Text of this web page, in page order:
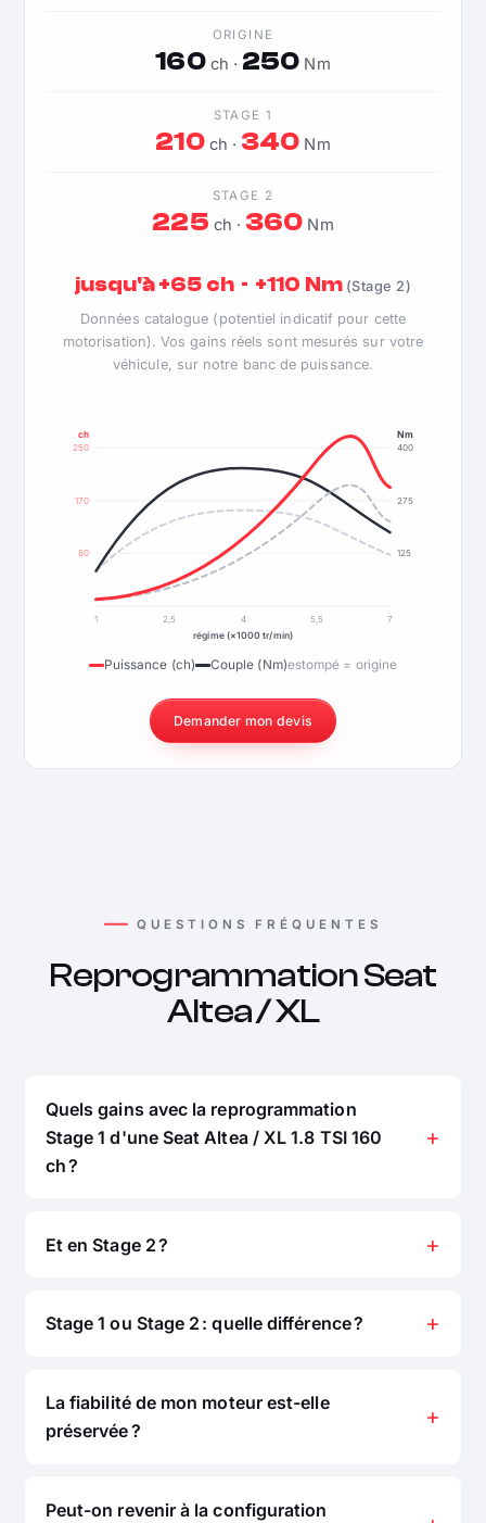
ORIGINE
160ch · 250 Nm
STAGE 1
210ch · 340 Nm
STAGE 2
225 ch · 360 Nm
jusqu'à +65 ch · +110 Nm (Stage 2)
Données catalogue (potentiel indicatif pour cette
motorisation). Vos gains réels sont mesurés sur votre
véhicule, sur notre banc de puissance.
80
170
250
125
275
400
ch Nm
1 2,5 4 5,5
7
régime (×1000 tr/min)
Puissance (ch) Couple (Nm)estompé = origine
Demander mon devis
QUESTIONS FRÉQUENTES
Reprogrammation Seat
Altea / XL
Quels gains avec la reprogrammation
Stage 1 d'une Seat Altea / XL 1.8 TSI 160
ch ?
Et en Stage 2 ?
Stage 1 ou Stage 2 : quelle différence ?
La fiabilité de mon moteur est-elle
préservée ?
Peut-on revenir à la configuration